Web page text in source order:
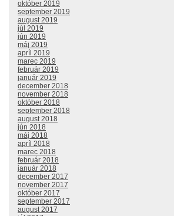
október 2019
september 2019
august 2019
júl 2019
jún 2019
máj 2019
apríl 2019
marec 2019
február 2019
január 2019
december 2018
november 2018
október 2018
september 2018
august 2018
jún 2018
máj 2018
apríl 2018
marec 2018
február 2018
január 2018
december 2017
november 2017
október 2017
september 2017
august 2017